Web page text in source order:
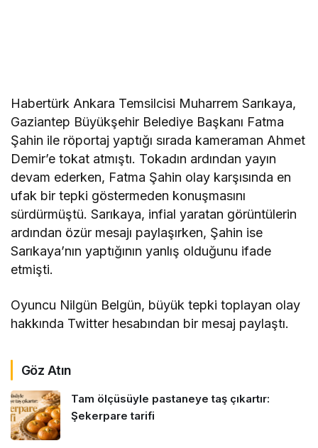
Habertürk Ankara Temsilcisi Muharrem Sarıkaya,
Gaziantep Büyükşehir Belediye Başkanı Fatma
Şahin ile röportaj yaptığı sırada kameraman Ahmet
Demir’e tokat atmıştı. Tokadın ardından yayın
devam ederken, Fatma Şahin olay karşısında en
ufak bir tepki göstermeden konuşmasını
sürdürmüştü. Sarıkaya, infial yaratan görüntülerin
ardından özür mesajı paylaşırken, Şahin ise
Sarıkaya’nın yaptığının yanlış olduğunu ifade
etmişti.
Oyuncu Nilgün Belgün, büyük tepki toplayan olay
hakkında Twitter hesabından bir mesaj paylaştı.
Göz Atın
Tam ölçüsüyle pastaneye taş çıkartır:
Şekerpare tarifi